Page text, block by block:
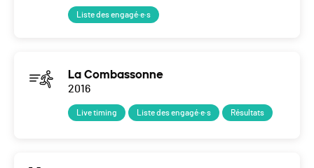
Liste des engagé·e·s
La Combassonne
2016
Live timing Liste des engagé·e·s Résultats